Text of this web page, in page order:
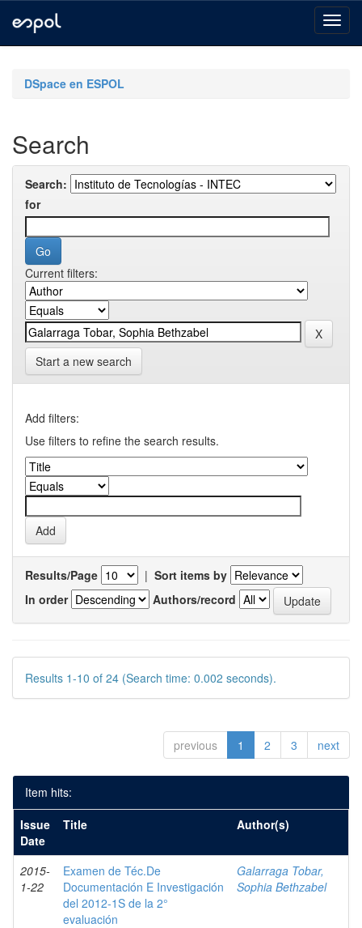
navigationDSpace en ESPOL
Search
Search:
for
Current filters:
Start a new search
Add filters:
Use filters to refine the search results.
Results/Page | Sort items by
In order
Authors/record
Results 1-10 of 24 (Search time: 0.002 seconds).
previous 1 2 3 next
Item hits:
Issue
Date
Title Author(s)
2015-
1-22
Examen de Téc.De
Documentación E Investigación
del 2012-1S de la 2°
evaluación
Galarraga Tobar,
Sophia Bethzabel